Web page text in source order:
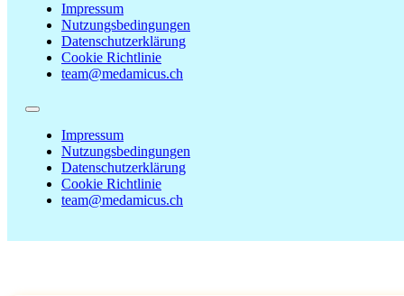
Impressum
Nutzungsbedingungen
Datenschutzerklärung
Cookie Richtlinie
team@medamicus.ch
Impressum
Nutzungsbedingungen
Datenschutzerklärung
Cookie Richtlinie
team@medamicus.ch